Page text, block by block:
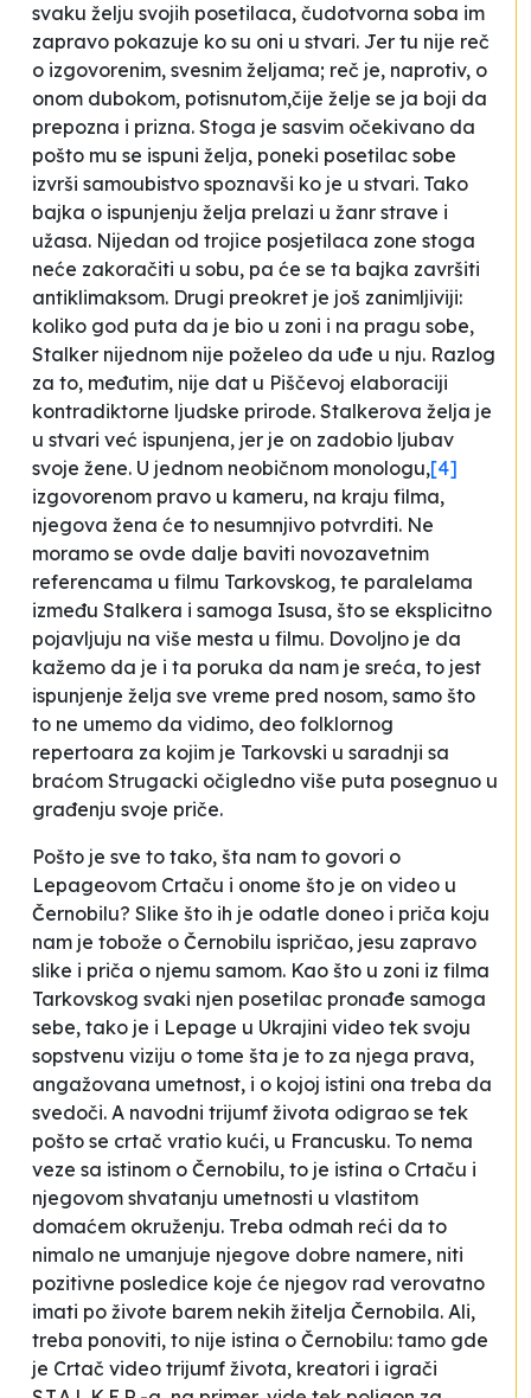
svaku želju svojih posetilaca, čudotvorna soba im
zapravo pokazuje ko su oni u stvari. Jer tu nije reč
o izgovorenim, svesnim željama; reč je, naprotiv, o
onom dubokom, potisnutom,čije želje se ja boji da
prepozna i prizna. Stoga je sasvim očekivano da
pošto mu se ispuni želja, poneki posetilac sobe
izvrši samoubistvo spoznavši ko je u stvari. Tako
bajka o ispunjenju želja prelazi u žanr strave i
užasa. Nijedan od trojice posjetilaca zone stoga
neće zakoračiti u sobu, pa će se ta bajka završiti
antiklimaksom. Drugi preokret je još zanimljiviji:
koliko god puta da je bio u zoni i na pragu sobe,
Stalker nijednom nije poželeo da uđe u nju. Razlog
za to, međutim, nije dat u Piščevoj elaboraciji
kontradiktorne ljudske prirode. Stalkerova želja je
u stvari već ispunjena, jer je on zadobio ljubav
svoje žene. U jednom neobičnom monologu,[4]
izgovorenom pravo u kameru, na kraju filma,
njegova žena će to nesumnjivo potvrditi. Ne
moramo se ovde dalje baviti novozavetnim
referencama u filmu Tarkovskog, te paralelama
između Stalkera i samoga Isusa, što se eksplicitno
pojavljuju na više mesta u filmu. Dovoljno je da
kažemo da je i ta poruka da nam je sreća, to jest
ispunjenje želja sve vreme pred nosom, samo što
to ne umemo da vidimo, deo folklornog
repertoara za kojim je Tarkovski u saradnji sa
braćom Strugacki očigledno više puta posegnuo u
građenju svoje priče.
Pošto je sve to tako, šta nam to govori o
Lepageovom Crtaču i onome što je on video u
Černobilu? Slike što ih je odatle doneo i priča koju
nam je tobože o Černobilu ispričao, jesu zapravo
slike i priča o njemu samom. Kao što u zoni iz filma
Tarkovskog svaki njen posetilac pronađe samoga
sebe, tako je i Lepage u Ukrajini video tek svoju
sopstvenu viziju o tome šta je to za njega prava,
angažovana umetnost, i o kojoj istini ona treba da
svedoči. A navodni trijumf života odigrao se tek
pošto se crtač vratio kući, u Francusku. To nema
veze sa istinom o Černobilu, to je istina o Crtaču i
njegovom shvatanju umetnosti u vlastitom
domaćem okruženju. Treba odmah reći da to
nimalo ne umanjuje njegove dobre namere, niti
pozitivne posledice koje će njegov rad verovatno
imati po živote barem nekih žitelja Černobila. Ali,
treba ponoviti, to nije istina o Černobilu: tamo gde
je Crtač video trijumf života, kreatori i igrači